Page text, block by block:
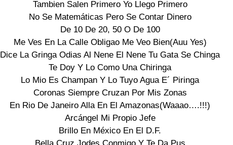
Tambien Salen Primero Yo Llego Primero
No Se Matemáticas Pero Se Contar Dinero
De 10 De 20, 50 O De 100
Me Ves En La Calle Obligao Me Veo Bien(Auu Yes)
Dice La Gringa Odias Al Nene El Nene Tu Gata Se Chinga
Te Doy Y Lo Como Una Chiringa
Lo Mio Es Champan Y Lo Tuyo Agua E´ Piringa
Coronas Siempre Cruzan Por Mis Zonas
En Rio De Janeiro Alla En El Amazonas(Waaao….!!!)
Arcángel Mi Propio Jefe
Brillo En México En El D.F.